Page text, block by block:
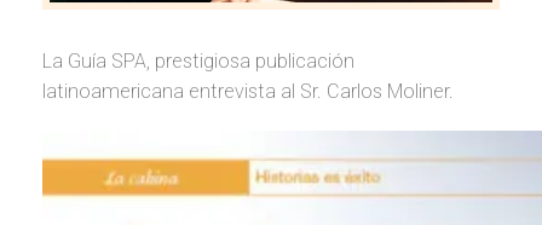
La Guía SPA, prestigiosa publicación
latinoamericana entrevista al Sr. Carlos Moliner.